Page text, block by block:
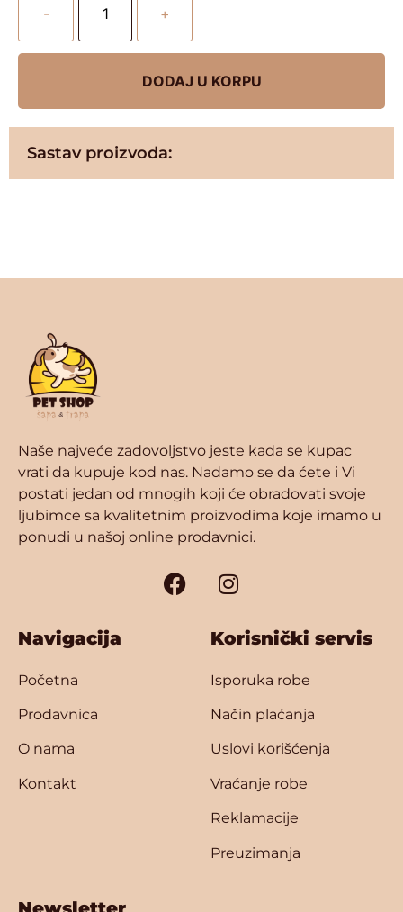
- +
DODAJ U KORPU
Sastav proizvoda:
Naše najveće zadovoljstvo jeste kada se kupac
vrati da kupuje kod nas. Nadamo se da ćete i Vi
postati jedan od mnogih koji će obradovati svoje
ljubimce sa kvalitetnim proizvodima koje imamo u
ponudi u našoj online prodavnici.
Navigacija
Početna
Prodavnica
O nama
Kontakt
Korisnički servis
Isporuka robe
Način plaćanja
Uslovi korišćenja
Vraćanje robe
Reklamacije
Preuzimanja